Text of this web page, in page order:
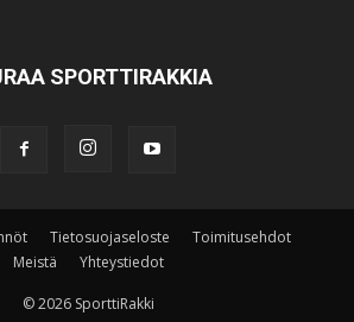
SPORTTIRAKKIA
Tietosuojaseloste
Toimitusehdot
Meistä
Yhteystiedot
© 2026 SporttiRakki